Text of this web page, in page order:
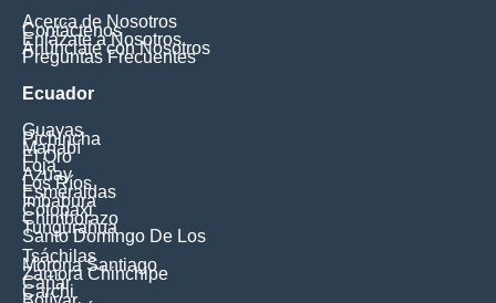
Acerca de Nosotros
Contáctenos
Enlázate a Nosotros
Anúnciate con Nosotros
Preguntas Frecuentes
Ecuador
Guayas
Pichincha
Manabí
El Oro
Loja
Azuay
Los Ríos
Esmeraldas
Imbabura
Cotopaxi
Chimborazo
Tungurahua
Santo Domingo De Los
Tsáchilas
Morona Santiago
Zamora Chinchipe
Cañar
Carchi